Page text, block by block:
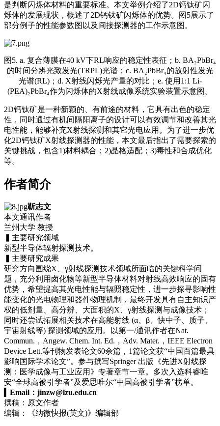
是判断闪烁体材料的重要标准。本文举例介绍了2D钙钛矿闪
烁体的发展现状，概述了2D钙钛矿闪烁体的优势。图5展示了
部分例子的性能参数图以及间接探测器的工作示意图。
图5. a. 复合薄膜在40 kV下RL响应的稳定性表征；b. BA₂PbBr₄
的时间分辨光致发光(TRPL)光谱；c. BA₂PbBr₄的放射性发光
光谱(RL)；d. X射线闪烁光产量的对比；e. 使用1:1 Li-
(PEA)₂PbBr₄作为闪烁体的X射线成像系统实验装置示意图。
2D钙钛矿是一种新颖的、有前途的材料，它具有出色的稳定
性，同时通过有机间隔阳离子的设计可以有效调节和改善其光
电性能，能够补充X射线探测和其它光电应用。为了进一步优
化2D钙钛矿X射线探测器的性能，本文最后指出了需要探索的
关键挑战，包含1)材料耦合；2)晶格适配；3)毒性和合成优化
等。
作者简介
靳志文
本文通讯作者
兰州大学 教授
▍主要研究领域
新型半导体辐射探测技术。
▍主要研究成果
研究方向围绕X、γ射线探测技术领域所面临的关键科学问
题，充分利用卤化物等新型半导体材料对射线高效响应的固有
优势，希望提高其光电性能与辐照稳定性，进一步探寻影响性
能变化的光电物理和器件物理机制，最终开发具有自主知识产
权的低剂量、高分辨、大面积的X、γ射线探测与成像技术；
同时还尝试拓展相关技术在高能射线 (α、β、快中子、质子、
宇宙射线等) 探测领域的应用。以第一/通讯作者在Nat.
Commun.，Angew. Chem. Int. Ed.，Adv. Mater.，IEEE Electron
Device Lett.等刊物发表论文60余篇，1篇论文获“中国百篇最具
影响国际学术论文”。参与撰写Springer 出版《先进X射线探
测：医学成像与工业应用》专著章节一章。多次入选科睿唯
安“全球高被引学者”及爱思唯尔“中国高被引学者”榜单。
Email： jinzw@lzu.edu.cn
撰稿：原文作者
编辑：《纳微快报(英文)》编辑部